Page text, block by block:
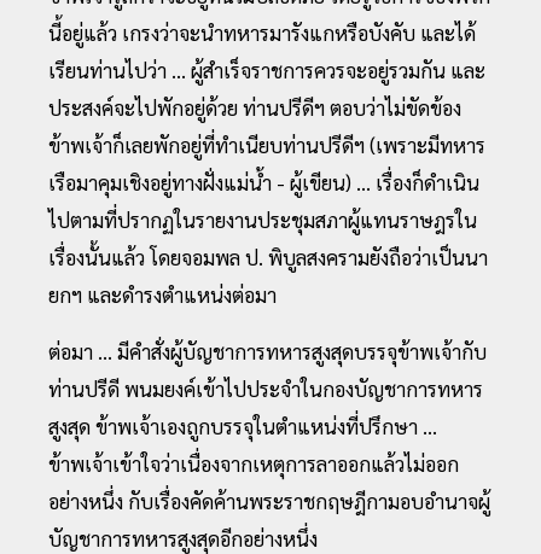
นี้อยู่แล้ว เกรงว่าจะนำทหารมารังแกหรือบังคับ และได้
เรียนท่านไปว่า ... ผู้สำเร็จราชการควรจะอยู่รวมกัน และ
ประสงค์จะไปพักอยู่ด้วย ท่านปรีดีฯ ตอบว่าไม่ขัดข้อง
ข้าพเจ้าก็เลยพักอยู่ที่ทำเนียบท่านปรีดีฯ (เพราะมีทหาร
เรือมาคุมเชิงอยู่ทางฝั่งแม่น้ำ - ผู้เขียน) ... เรื่องก็ดำเนิน
ไปตามที่ปรากฏในรายงานประชุมสภาผู้แทนราษฎรใน
เรื่องนั้นแล้ว โดยจอมพล ป. พิบูลสงครามยังถือว่าเป็นนา
ยกฯ และดำรงตำแหน่งต่อมา
ต่อมา ... มีคำสั่งผู้บัญชาการทหารสูงสุดบรรจุข้าพเจ้ากับ
ท่านปรีดี พนมยงค์เข้าไปประจำในกองบัญชาการทหาร
สูงสุด ข้าพเจ้าเองถูกบรรจุในตำแหน่งที่ปรึกษา ...
ข้าพเจ้าเข้าใจว่าเนื่องจากเหตุการลาออกแล้วไม่ออก
อย่างหนึ่ง กับเรื่องคัดค้านพระราชกฤษฎีกามอบอำนาจผู้
บัญชาการทหารสูงสุดอีกอย่างหนึ่ง